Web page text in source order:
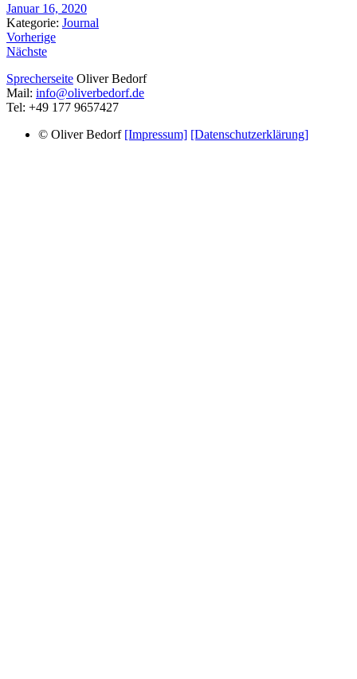
Januar 16, 2020
Kategorie: Journal
Vorherige
Nächste
Sprecherseite Oliver Bedorf
Mail: info@oliverbedorf.de
Tel: +49 177 9657427
© Oliver Bedorf [Impressum] [Datenschutzerklärung]